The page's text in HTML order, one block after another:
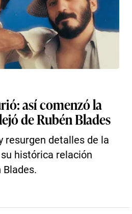
así comenzó la
de Rubén Blades
resurgen detalles de la
histórica relación
Blades.